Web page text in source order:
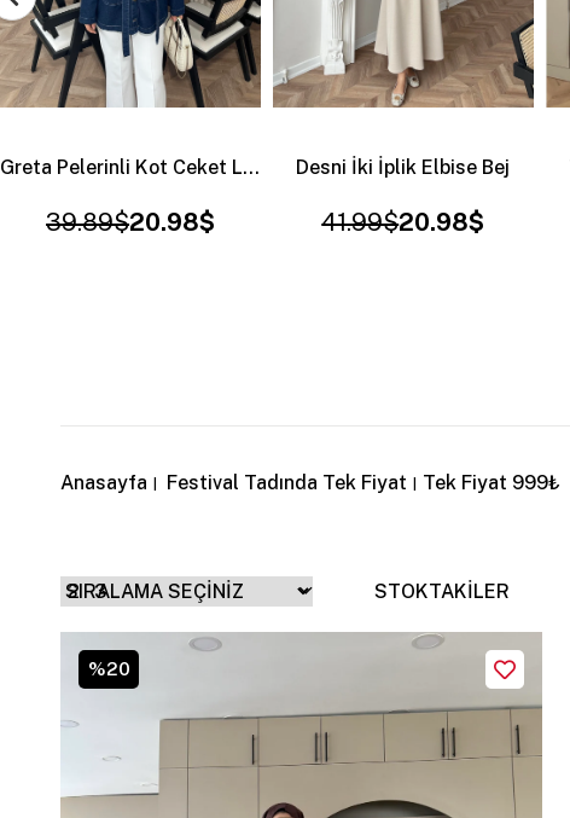
Desni İki İplik Elbise Bej
20.98$
41.99$
Tera Triko Takım Kahve
20.98$
46.19$
Anasayfa Festival Tadında Tek Fiyat Tek Fiyat 999₺
STOKTAKILER
+ FİLTRE
%20